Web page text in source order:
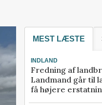
MEST LÆSTE
INDLAND
Fredning af
Landmand går til
få højere